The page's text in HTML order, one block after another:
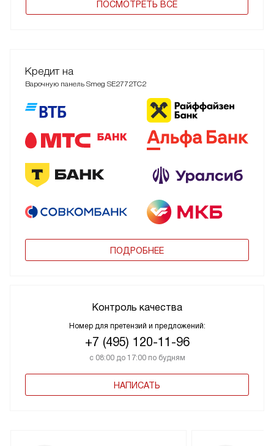
ПОCМОТРЕТЬ ВСЕ
Кредит на
Варочную панель Smeg SE2772TC2
ПОДРОБНЕЕ
Контроль качества
Номер для претензий и предложений:
+7 (495) 120-11-96
с 08:00 до 17:00 по будням
НАПИСАТЬ